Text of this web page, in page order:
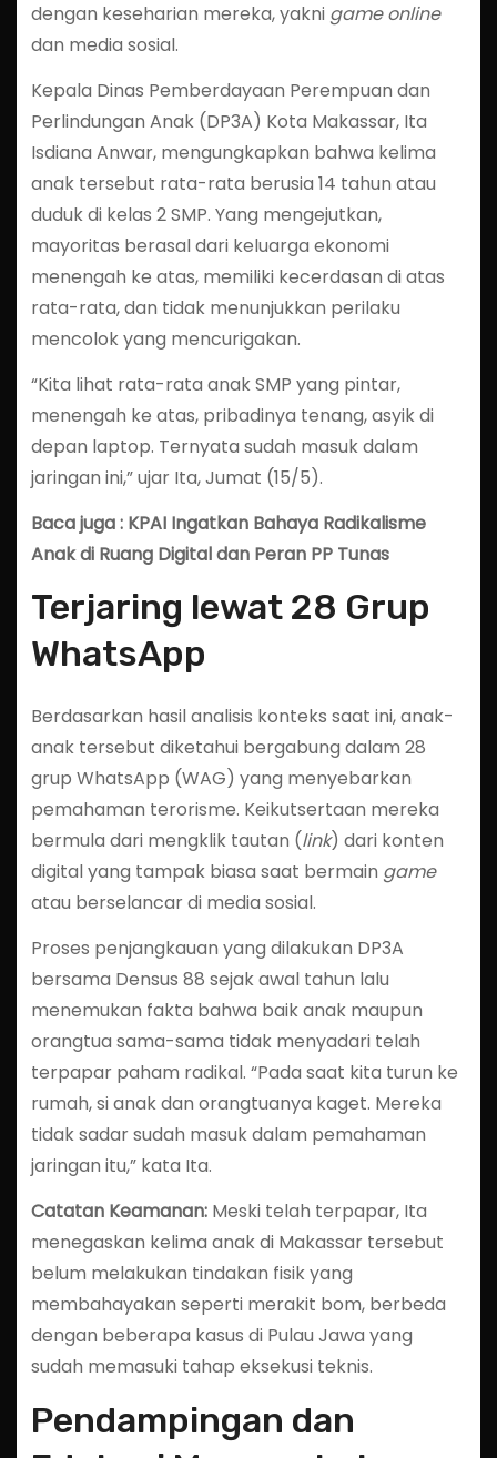
dengan keseharian mereka, yakni game online
dan media sosial.
Kepala Dinas Pemberdayaan Perempuan dan
Perlindungan Anak (DP3A) Kota Makassar, Ita
Isdiana Anwar, mengungkapkan bahwa kelima
anak tersebut rata-rata berusia 14 tahun atau
duduk di kelas 2 SMP. Yang mengejutkan,
mayoritas berasal dari keluarga ekonomi
menengah ke atas, memiliki kecerdasan di atas
rata-rata, dan tidak menunjukkan perilaku
mencolok yang mencurigakan.
“Kita lihat rata-rata anak SMP yang pintar,
menengah ke atas, pribadinya tenang, asyik di
depan laptop. Ternyata sudah masuk dalam
jaringan ini,” ujar Ita, Jumat (15/5).
Baca juga : KPAI Ingatkan Bahaya Radikalisme
Anak di Ruang Digital dan Peran PP Tunas
Terjaring lewat 28 Grup
WhatsApp
Berdasarkan hasil analisis konteks saat ini, anak-
anak tersebut diketahui bergabung dalam 28
grup WhatsApp (WAG) yang menyebarkan
pemahaman terorisme. Keikutsertaan mereka
bermula dari mengklik tautan (link) dari konten
digital yang tampak biasa saat bermain game
atau berselancar di media sosial.
Proses penjangkauan yang dilakukan DP3A
bersama Densus 88 sejak awal tahun lalu
menemukan fakta bahwa baik anak maupun
orangtua sama-sama tidak menyadari telah
terpapar paham radikal. “Pada saat kita turun ke
rumah, si anak dan orangtuanya kaget. Mereka
tidak sadar sudah masuk dalam pemahaman
jaringan itu,” kata Ita.
Catatan Keamanan:Meski telah terpapar, Ita
menegaskan kelima anak di Makassar tersebut
belum melakukan tindakan fisik yang
membahayakan seperti merakit bom, berbeda
dengan beberapa kasus di Pulau Jawa yang
sudah memasuki tahap eksekusi teknis.
Pendampingan dan